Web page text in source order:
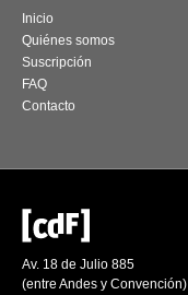
Inicio
Quiénes somos
Suscripción
FAQ
Contacto
Av. 18 de Julio 885
(entre Andes y Convención)